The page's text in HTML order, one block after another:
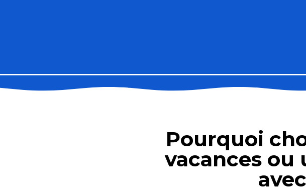
Ty Jean-Michel - Les Gîtes de Kervarc'h
LANGLOIS Stéphane - Résidence le Conguel - Appartement 4 personnes
Pourquoi
vacances ou